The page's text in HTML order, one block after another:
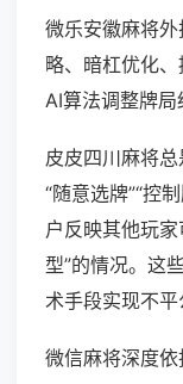
微乐安徽麻将
略、暗杠优化
AI算法调整牌局
皮皮四川麻将
“随意选牌”“控
户反映其他玩家
型”的情况。这
术手段实现不平
微信麻将深度